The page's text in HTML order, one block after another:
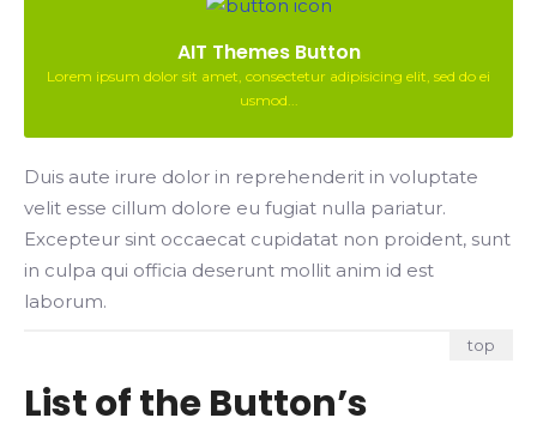
AIT Themes Button
Lorem ipsum dolor sit amet, consectetur adipisicing elit, sed do ei
usmod...
Duis aute irure dolor in reprehenderit in voluptate
velit esse cillum dolore eu fugiat nulla pariatur.
Excepteur sint occaecat cupidatat non proident, sunt
in culpa qui officia deserunt mollit anim id est
laborum.
top
List of the Button’s